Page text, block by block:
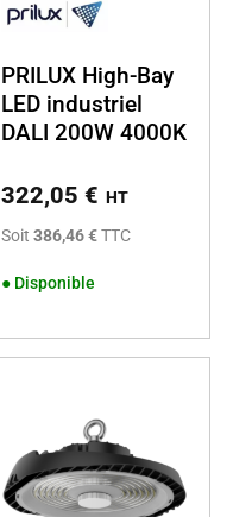
PRILUX High-Bay
LED industriel
DALI 200W 4000K
322,05 € HT
Soit 386,46 €TTC
● Disponible